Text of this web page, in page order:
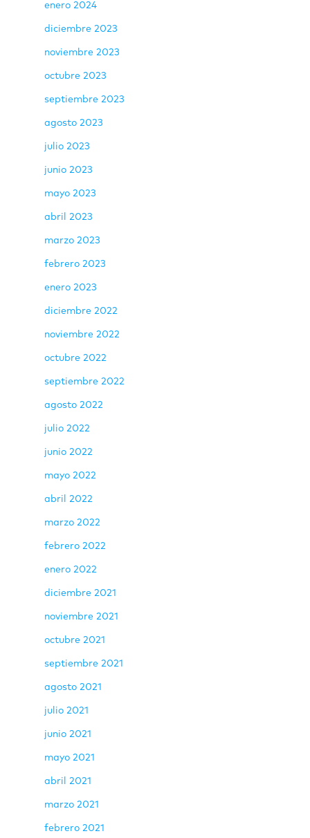
enero 2024
diciembre 2023
noviembre 2023
octubre 2023
septiembre 2023
agosto 2023
julio 2023
junio 2023
mayo 2023
abril 2023
marzo 2023
febrero 2023
enero 2023
diciembre 2022
noviembre 2022
octubre 2022
septiembre 2022
agosto 2022
julio 2022
junio 2022
mayo 2022
abril 2022
marzo 2022
febrero 2022
enero 2022
diciembre 2021
noviembre 2021
octubre 2021
septiembre 2021
agosto 2021
julio 2021
junio 2021
mayo 2021
abril 2021
marzo 2021
febrero 2021